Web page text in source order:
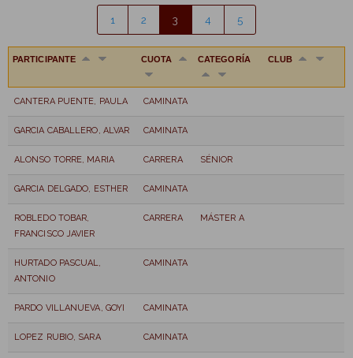
1 2 3 4 5
PARTICIPANTE CUOTA CATEGORÍA CLUB
CANTERA PUENTE, PAULA CAMINATA
GARCIA CABALLERO, ALVAR CAMINATA
ALONSO TORRE, MARIA CARRERA SÉNIOR
GARCIA DELGADO, ESTHER CAMINATA
ROBLEDO TOBAR,
FRANCISCO JAVIER
CARRERA MÁSTER A
HURTADO PASCUAL,
ANTONIO
CAMINATA
PARDO VILLANUEVA, GOYI CAMINATA
LOPEZ RUBIO, SARA CAMINATA